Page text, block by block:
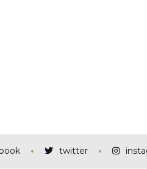
twitter